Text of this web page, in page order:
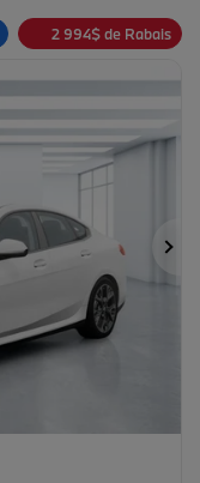
2 994$de Rabais